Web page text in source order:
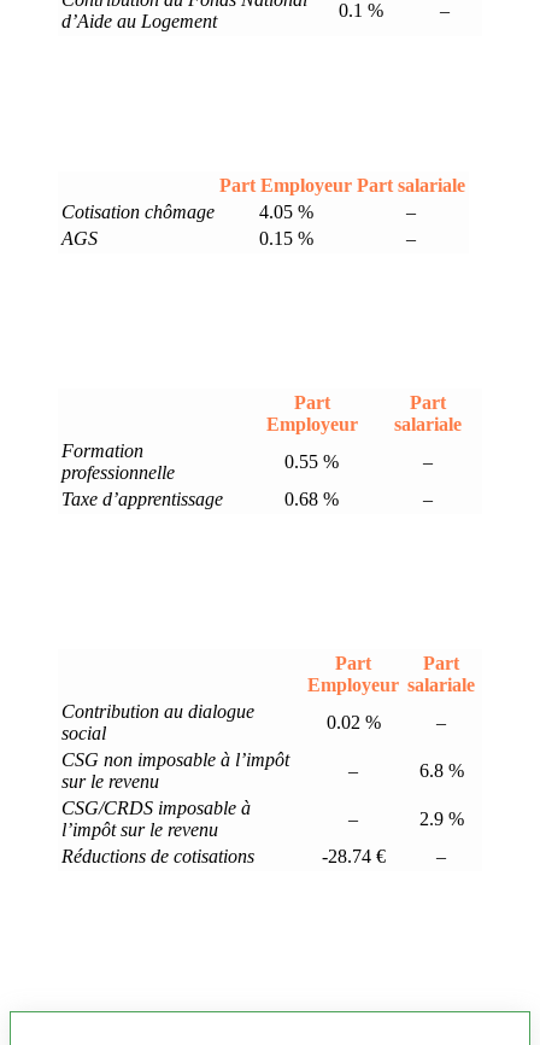
d’Aide au Logement
0.1 % –
Part Employeur Part salariale
Cotisation chômage
4.05 %
–
AGS
0.15 % –
Part
Employeur
Part
salariale
Formation
professionnelle
0.55 %
–
Taxe d’apprentissage
0.68 % –
Part
Employeur
Part
salariale
Contribution au dialogue
social
0.02 %
–
CSG non imposable à l’impôt
sur le revenu
–
6.8 %
CSG/CRDS imposable à
l’impôt sur le revenu
–
2.9 %
Réductions de cotisations
-28.74 € –